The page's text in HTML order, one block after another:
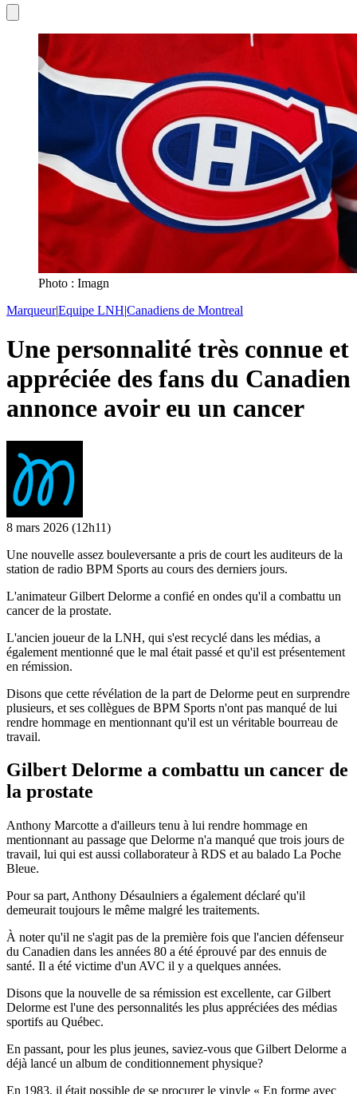
Photo : Imagn
Marqueur|Equipe LNH|Canadiens de Montreal
Une personnalité très connue et
appréciée des fans du Canadien
annonce avoir eu un cancer
8 mars 2026 (12h11)
Une nouvelle assez bouleversante a pris de court les auditeurs de la
station de radio BPM Sports au cours des derniers jours.
L'animateur Gilbert Delorme a confié en ondes qu'il a combattu un
cancer de la prostate.
L'ancien joueur de la LNH, qui s'est recyclé dans les médias, a
également mentionné que le mal était passé et qu'il est présentement
en rémission.
Disons que cette révélation de la part de Delorme peut en surprendre
plusieurs, et ses collègues de BPM Sports n'ont pas manqué de lui
rendre hommage en mentionnant qu'il est un véritable bourreau de
travail.
Gilbert Delorme a combattu un cancer de
la prostate
Anthony Marcotte a d'ailleurs tenu à lui rendre hommage en
mentionnant au passage que Delorme n'a manqué que trois jours de
travail, lui qui est aussi collaborateur à RDS et au balado La Poche
Bleue.
Pour sa part, Anthony Désaulniers a également déclaré qu'il
demeurait toujours le même malgré les traitements.
À noter qu'il ne s'agit pas de la première fois que l'ancien défenseur
du Canadien dans les années 80 a été éprouvé par des ennuis de
santé. Il a été victime d'un AVC il y a quelques années.
Disons que la nouvelle de sa rémission est excellente, car Gilbert
Delorme est l'une des personnalités les plus appréciées des médias
sportifs au Québec.
En passant, pour les plus jeunes, saviez-vous que Gilbert Delorme a
déjà lancé un album de conditionnement physique?
En 1983, il était possible de se procurer le vinyle « En forme avec